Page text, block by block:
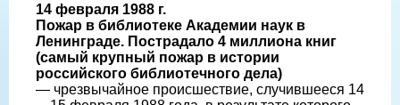
14 февраля 1988 г.
Пожар в библиотеке Академии наук в
Ленинграде. Пострадало 4 миллиона книг
(самый крупный пожар в истории
российского библиотечного дела)
— чрезвычайное происшествие, случившееся 14